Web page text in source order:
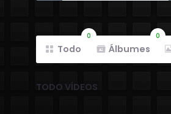
Todo
0
Álbumes
0
TODO VÍDEOS